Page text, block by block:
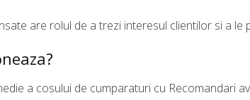
are rolul de a trezi interesul clientilor si a
a cosului de cumparaturi cu Recomandari